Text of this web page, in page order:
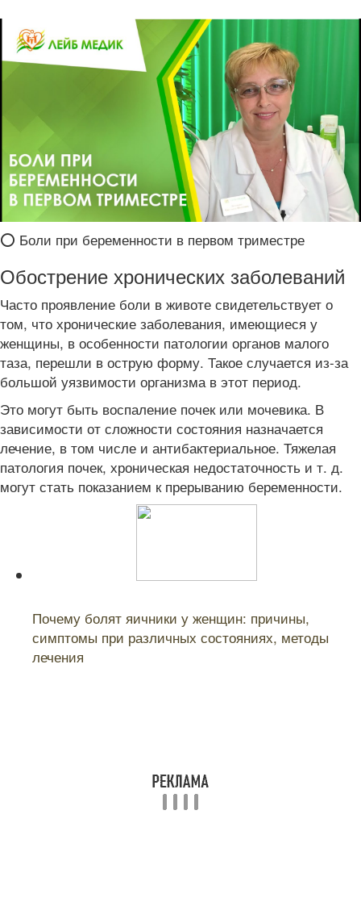
⭕ Боли при беременности в первом триместре
Обострение хронических заболеваний
Часто проявление боли в животе свидетельствует о
том, что хронические заболевания, имеющиеся у
женщины, в особенности патологии органов малого
таза, перешли в острую форму. Такое случается из-за
большой уязвимости организма в этот период.
Это могут быть воспаление почек или мочевика. В
зависимости от сложности состояния назначается
лечение, в том числе и антибактериальное. Тяжелая
патология почек, хроническая недостаточность и т. д.
могут стать показанием к прерыванию беременности.
Почему болят яичники у женщин: причины,
симптомы при различных состояниях, методы
лечения